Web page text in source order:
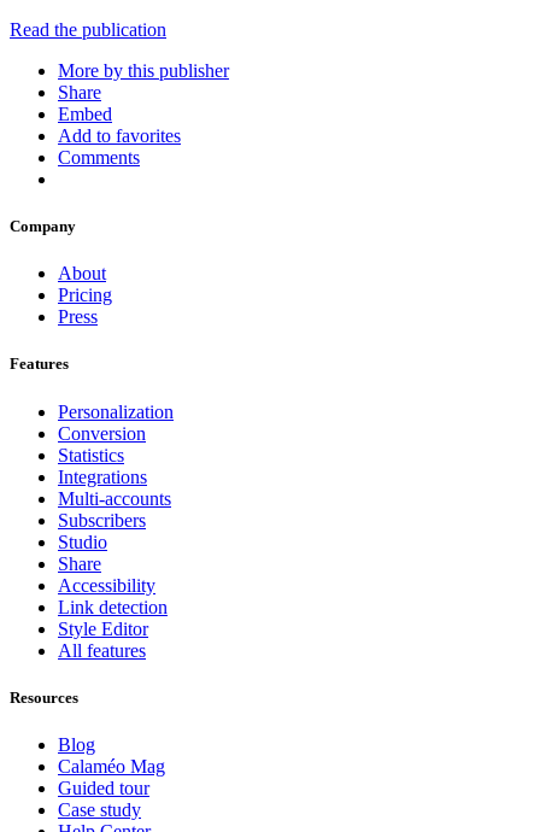
Read the publication
More by this publisher
Share
Embed
Add to favorites
Comments
Company
About
Pricing
Press
Features
Personalization
Conversion
Statistics
Integrations
Multi-accounts
Subscribers
Studio
Share
Accessibility
Link detection
Style Editor
All features
Resources
Blog
Calaméo Mag
Guided tour
Case study